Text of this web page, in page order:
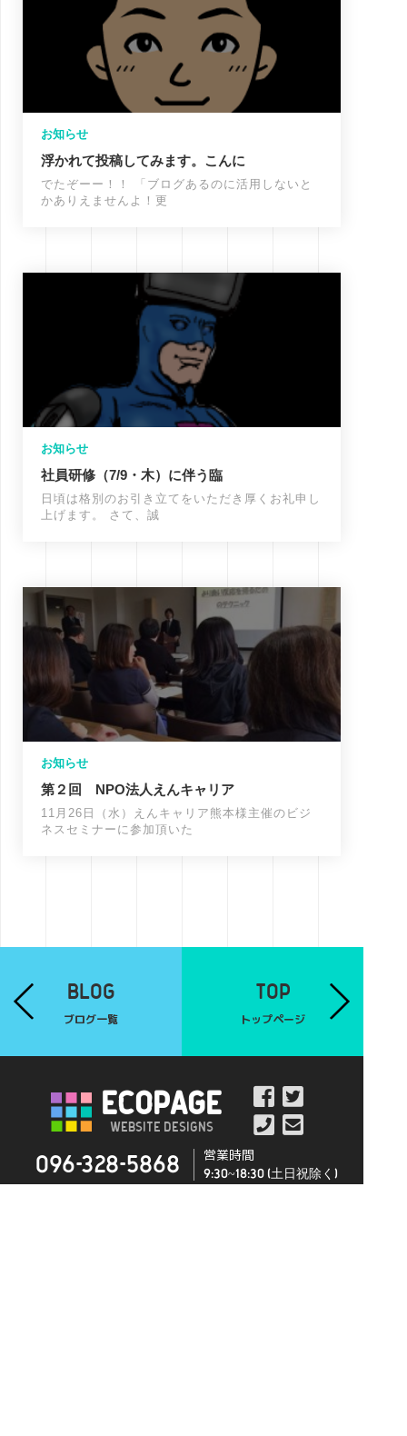
お知らせ
浮かれて投稿してみます。こんに
でたぞーー！！ 「ブログあるのに活用しないと
かありえませんよ！更
お知らせ
社員研修（7/9・木）に伴う臨
日頃は格別のお引き立てをいただき厚くお礼申し
上げます。 さて、誠
お知らせ
第２回 NPO法人えんキャリア
11月26日（水）えんキャリア熊本様主催のビジ
ネスセミナーに参加頂いた
BLOG
ブログ一覧
TOP
トップページ
ECOPAGE
Website Designs
096-328-5868 営業時間
9:30~18:30 (土日祝除く)